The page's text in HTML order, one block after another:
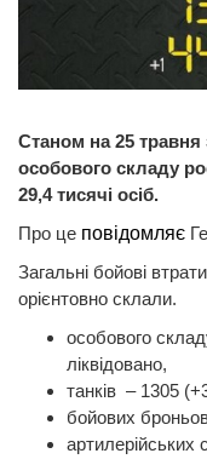
Станом на 25 травня
особового складу
29,4 тисячі осіб.
Про це повідомляє
Загальні бойові
орієнтовно склали.
особового
ліквідовано,
танків ‒ 1305
бойових
артилерійських